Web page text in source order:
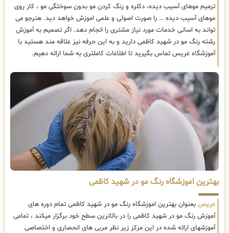
ترمیم موهای آسیب دیده، دکلره و رنگ کردن مو بدون سوختگی مو ، کار روی
موهای آسیب دیده … را صورت اصولی و علمی اموزش خواهد دید. هنرجو می
تواند به اسانی خدمات مورد نیاز مشتری را انجام دهد. اگر تصمیم به آموزش
رشته رنگ مو در شهید کاظمی دارید و به این حرفه نیز علاقه مند هستید با
آموزشگاه عریس تماس بگیرید تا اطلاعات کاملتری به شما ارائه دهیم.
بهترین اموزشگاه رنگ مو در شهید کاظمی
عریس بعنوان بهترین اموزشگاه رنگ مو در شهید کاظمی تمام دوره های
آموزش رنگ مو در شهید کاظمی را در بالاترین سطح خود برگزار میکند ، تمامی
آموزشهای ارائه شده در این مرکز زیر نظر مربی های انحصاری و اختصاصی